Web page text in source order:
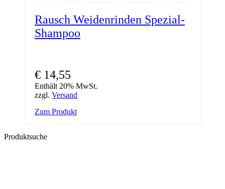
Rausch Weidenrinden Spezial-
Shampoo
€ 14,55
Enthält 20% MwSt.
zzgl. Versand
Zum Produkt
Produktsuche